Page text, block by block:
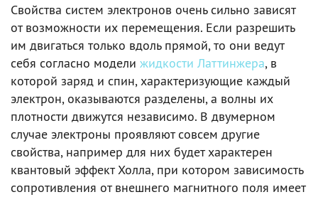
Свойства систем электронов очень сильно зависят
от возможности их перемещения. Если разрешить
им двигаться только вдоль прямой, то они ведут
себя согласно модели жидкости Латтинжера, в
которой заряд и спин, характеризующие каждый
электрон, оказываются разделены, а волны их
плотности движутся независимо. В двумерном
случае электроны проявляют совсем другие
свойства, например для них будет характерен
квантовый эффект Холла, при котором зависимость
сопротивления от внешнего магнитного поля имеет